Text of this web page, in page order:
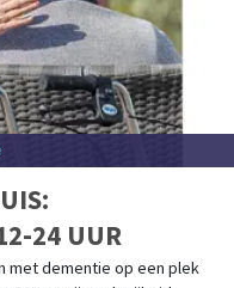
24 UUR
met dementie op een plek